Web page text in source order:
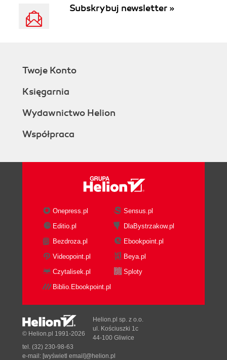
Subskrybuj newsletter »
Twoje Konto
Księgarnia
Wydawnictwo Helion
Współpraca
Onepress.pl
Sensus.pl
Editio.pl
DlaBystrzakow.pl
Bezdroza.pl
Ebookpoint.pl
Videopoint.pl
Beya.pl
Czytalisek.pl
Sploty
Biblio.Ebookpoint.pl
© Helion.pl 1991-2026
Helion.pl sp. z o.o.
ul. Kościuszki 1c
44-100 Gliwice
tel. (32) 230-98-63
e-mail: [wyświetl email]@helion.pl